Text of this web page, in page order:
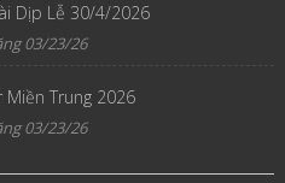
Dịp Lễ 30/4/2026
03/23/26
Miền Trung 2026
03/23/26